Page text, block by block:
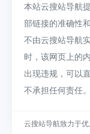
本站云搜站导航
部链接的准确性
不由云搜站导航
时，该网页上的
出现违规，可以
不承担任何责任。
云搜站导航致力于